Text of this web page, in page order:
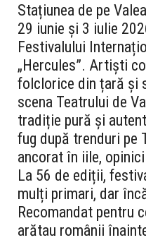
Stațiunea de pe
29 iunie și 3 iulie
Festivalului
„Hercules”. Artiști
folclorice din țară și
scena Teatrului de
tradiție pură și
fug după trenduri pe
ancorat în iile,
La 56 de ediții,
mulți primari, dar
Recomandat pentru
arătau românii